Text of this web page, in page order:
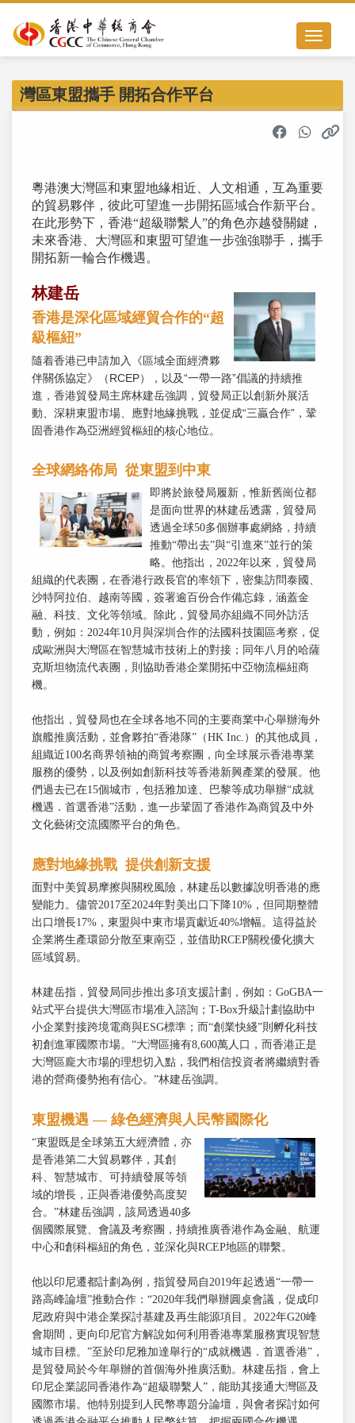
Toggle
灣區東盟攜手 開拓合作平台
粵港澳大灣區和東盟地緣相近、人文相通，互為重要
的貿易夥伴，彼此可望進一步開拓區域合作新平台。
在此形勢下，香港“超級聯繫人”的角色亦越發關鍵，
未來香港、大灣區和東盟可望進一步強強聯手，攜手
開拓新一輪合作機遇。
林建岳
香港是深化區域經貿合作的“超
級樞紐”
隨着香港已申請加入《區域全面經濟夥
伴關係協定》（RCEP），以及“一帶一路”倡議的持續推
進，香港貿發局主席林建岳強調，貿發局正以創新外展活
動、深耕東盟市場、應對地緣挑戰，並促成“三贏合作”，鞏
固香港作為亞洲經貿樞紐的核心地位。
全球網絡佈局 從東盟到中東
即將於旅發局履新，惟新舊崗位都
是面向世界的林建岳透露，貿發局
透過全球50多個辦事處網絡，持續
推動“帶出去”與“引進來”並行的策
略。他指出，2022年以來，貿發局
組織的代表團，在香港行政長官的率領下，密集訪問泰國、
沙特阿拉伯、越南等國，簽署逾百份合作備忘錄，涵蓋金
融、科技、文化等領域。除此，貿發局亦組織不同外訪活
動，例如：2024年10月與深圳合作的法國科技園區考察，促
成歐洲與大灣區在智慧城市技術上的對接；同年八月的哈薩
克斯坦物流代表團，則協助香港企業開拓中亞物流樞紐商
機。
他指出，貿發局也在全球各地不同的主要商業中心舉辦海外
旗艦推廣活動，並會夥拍“香港隊”（HK Inc.）的其他成員，
組織近100名商界領袖的商貿考察團，向全球展示香港專業
服務的優勢，以及例如創新科技等香港新興產業的發展。他
們過去已在15個城市，包括雅加達、巴黎等成功舉辦“成就
機遇．首選香港”活動，進一步鞏固了香港作為商貿及中外
文化藝術交流國際平台的角色。
應對地緣挑戰 提供創新支援
面對中美貿易摩擦與關稅風險，林建岳以數據說明香港的應
變能力。儘管2017至2024年對美出口下降10%，但同期整體
出口增長17%，東盟與中東市場貢獻近40%增幅。這得益於
企業將生產環節分散至東南亞，並借助RCEP關稅優化擴大
區域貿易。
林建岳指，貿發局同步推出多項支援計劃，例如：GoGBA一
站式平台提供大灣區市場准入諮詢；T-Box升級計劃協助中
小企業對接跨境電商與ESG標準；而“創業快綫”則孵化科技
初創進軍國際市場。“大灣區擁有8,600萬人口，而香港正是
大灣區龐大市場的理想切入點，我們相信投資者將繼續對香
港的營商優勢抱有信心。”林建岳強調。
東盟機遇 — 綠色經濟與人民幣國際化
“東盟既是全球第五大經濟體，亦
是香港第二大貿易夥伴，其創
科、智慧城市、可持續發展等領
域的增長，正與香港優勢高度契
合。”林建岳強調，該局透過40多
個國際展覽、會議及考察團，持續推廣香港作為金融、航運
中心和創科樞紐的角色，並深化與RCEP地區的聯繫。
他以印尼遷都計劃為例，指貿發局自2019年起透過“一帶一
路高峰論壇”推動合作：“2020年我們舉辦圓桌會議，促成印
尼政府與中港企業探討基建及再生能源項目。2022年G20峰
會期間，更向印尼官方解說如何利用香港專業服務實現智慧
城市目標。”至於印尼雅加達舉行的“成就機遇．首選香港”，
是貿發局於今年舉辦的首個海外推廣活動。林建岳指，會上
印尼企業認同香港作為“超級聯繫人”，能助其接通大灣區及
國際市場。他特別提到人民幣專題分論壇，與會者探討如何